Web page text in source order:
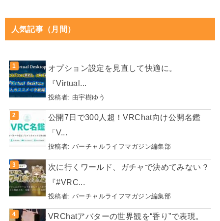
人気記事（月間）
オプション設定を見直して快適に。
『Virtual...
投稿者: 由宇樹ゆう
公開7日で300人超！VRChat向け公開名鑑
「V...
投稿者: バーチャルライフマガジン編集部
次に行くワールド、ガチャで決めてみない？
『#VRC...
投稿者: バーチャルライフマガジン編集部
VRChatアバターの世界観を“香り”で表現。